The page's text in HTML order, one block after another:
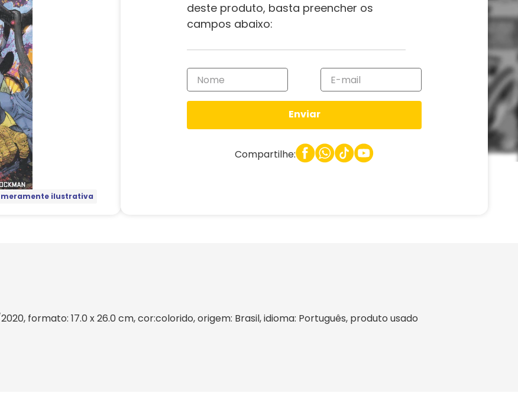
ilustrativa
deste produto, basta preencher os
campos abaixo:
Enviar
Compartilhe:
formato: 17.0 x 26.0 cm, cor:colorido, origem: Brasil, idioma: Português, produto usado